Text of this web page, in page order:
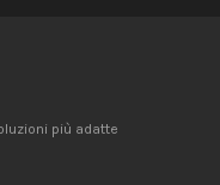
più adatte